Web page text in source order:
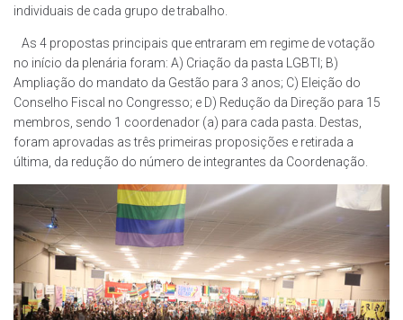
individuais de cada grupo de trabalho.
As 4 propostas principais que entraram em regime de votação
no início da plenária foram: A) Criação da pasta LGBTI; B)
Ampliação do mandato da Gestão para 3 anos; C) Eleição do
Conselho Fiscal no Congresso; e D) Redução da Direção para 15
membros, sendo 1 coordenador (a) para cada pasta. Destas,
foram aprovadas as três primeiras proposições e retirada a
última, da redução do número de integrantes da Coordenação.